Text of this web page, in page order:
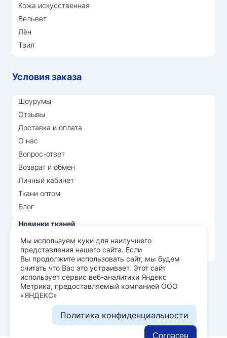
Кожа искусственная
Вельвет
Лён
Твил
Условия заказа
Шоурумы
Отзывы
Доставка и оплата
О нас
Вопрос-ответ
Возврат и обмен
Личный кабинет
Ткани оптом
Блог
Новинки тканей
Распродажа тканей
Лидеры продаж
© Арт Текс — продажа тканей оптом, 2026
Пользовательское соглашение
Политика конфиденциальности
Разработка сайта —
Мы используем куки для наилучшего
представления нашего сайта. Если
Вы продолжите использовать сайт, мы будем
считать что Вас это устраивает. Этот сайт
использует сервис веб-аналитики Яндекс
Метрика, предоставляемый компанией ООО
«ЯНДЕКС»
Политика конфиденциальности
Согласен